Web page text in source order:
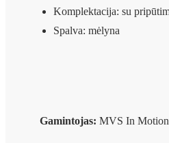
Komplektacija: su
Spalva: mėlyna
Gamintojas: MVS In